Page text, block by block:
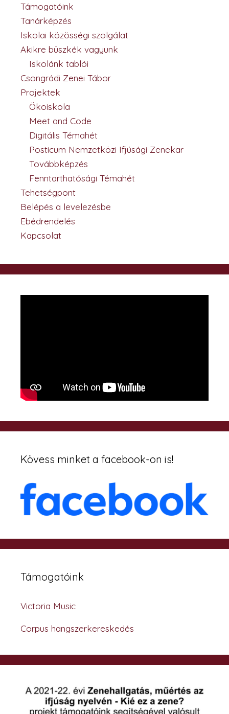
Támogatóink
Tanárképzés
Iskolai közösségi szolgálat
Akikre büszkék vagyunk
Iskolánk tablói
Csongrádi Zenei Tábor
Projektek
Ökoiskola
Meet and Code
Digitális Témahét
Posticum Nemzetközi Ifjúsági Zenekar
Továbbképzés
Fenntarthatósági Témahét
Tehetségpont
Belépés a levelezésbe
Ebédrendelés
Kapcsolat
Kövess minket a facebook-on is!
Támogatóink
Victoria Music
Corpus hangszerkereskedés